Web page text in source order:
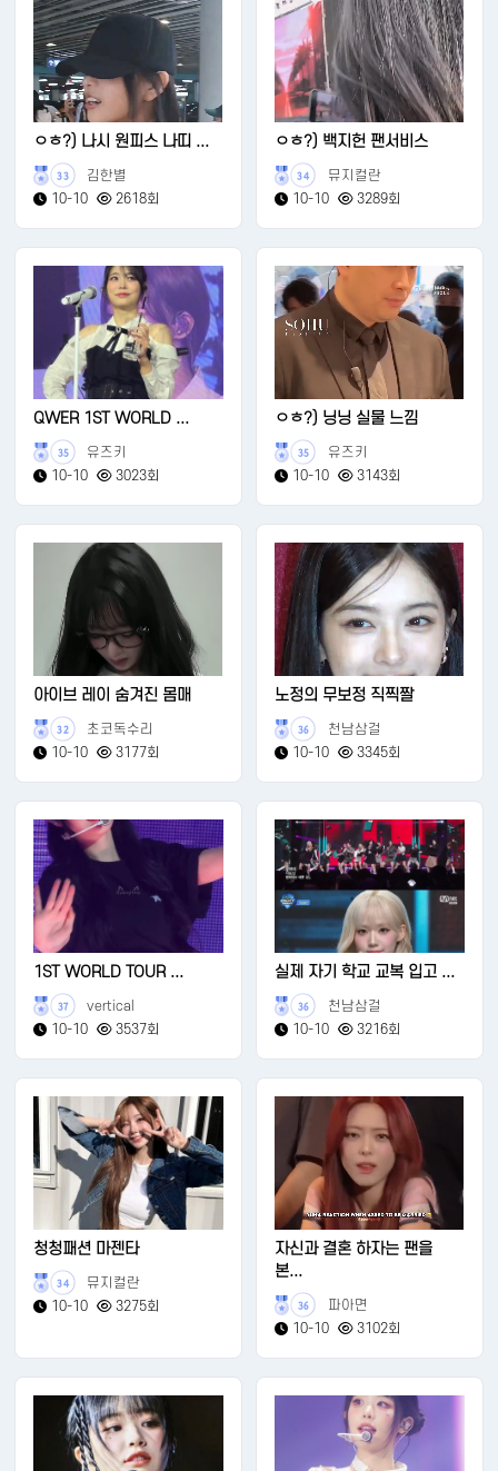
ㅇㅎ?) 나시 원피스 나띠 ...
33
김한별
10-10
2618회
ㅇㅎ?) 백지헌 팬서비스
34
뮤지컬란
10-10
3289회
QWER 1ST WORLD ...
35
유즈키
10-10
3023회
ㅇㅎ?) 닝닝 실물 느낌
35
유즈키
10-10
3143회
아이브 레이 숨겨진 몸매
32
초코독수리
10-10
3177회
노정의 무보정 직찍짤
36
천남삼걸
10-10
3345회
1ST WORLD TOUR ...
37
vertical
10-10
3537회
실제 자기 학교 교복 입고 ...
36
천남삼걸
10-10
3216회
청청패션 마젠타
34
뮤지컬란
10-10
3275회
자신과 결혼 하자는 팬을
본...
36
파아면
10-10
3102회